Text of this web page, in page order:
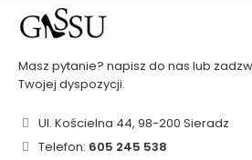
Masz pytanie? napisz do nas lub
Twojej dyspozycji.
Ul. Kościelna 44, 98-200 Sieradz
Telefon: 605 245 538